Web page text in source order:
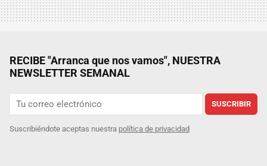
RECIBE "Arranca que nos vamos", NUESTRA
NEWSLETTER SEMANAL
SUSCRIBIR
Suscribiéndote aceptas nuestra política de privacidad